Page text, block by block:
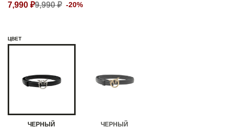
7,990 ₽9,990 ₽ -20%
ЦВЕТ
ЧЕРНЫЙ ЧЕРНЫЙ